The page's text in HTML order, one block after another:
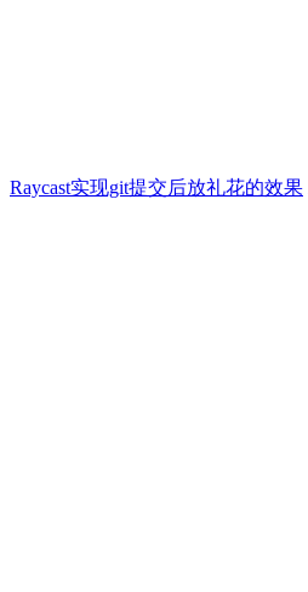
Raycast实现git提交后放礼花的效果